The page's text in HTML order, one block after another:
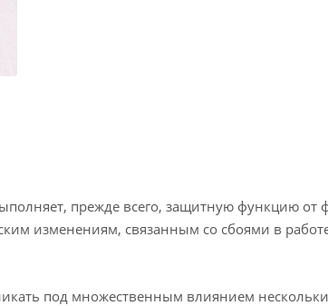
прежде всего, защитную функцию от
изменениям, связанным со сбоями в
под множественным влиянием